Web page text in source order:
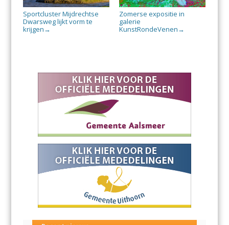
Sportcluster Mijdrechtse
Dwarsweg lijkt vorm te
krijgen →
Zomerse expositie in
galerie
KunstRondeVenen →